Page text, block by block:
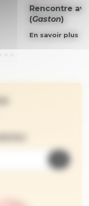
Rencontre
(Gaston)
En savoir plus